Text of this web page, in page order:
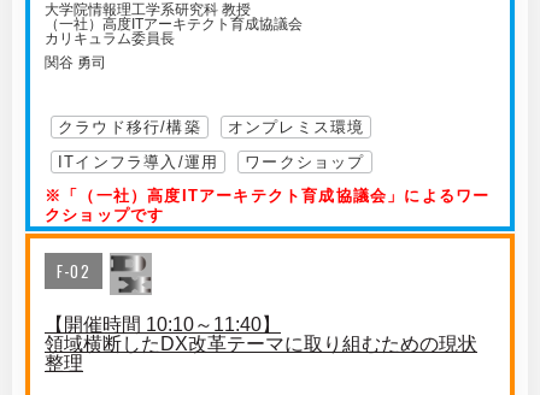
大学院情報理工学系研究科 教授
（一社）高度ITアーキテクト育成協議会
カリキュラム委員長
関谷 勇司
クラウド移行/構築
オンプレミス環境
ITインフラ導入/運用
ワークショップ
※「（一社）高度ITアーキテクト育成協議会」によるワー
クショップです
F-02
【開催時間 10:10～11:40】
領域横断したDX改革テーマに取り組むための現状
整理